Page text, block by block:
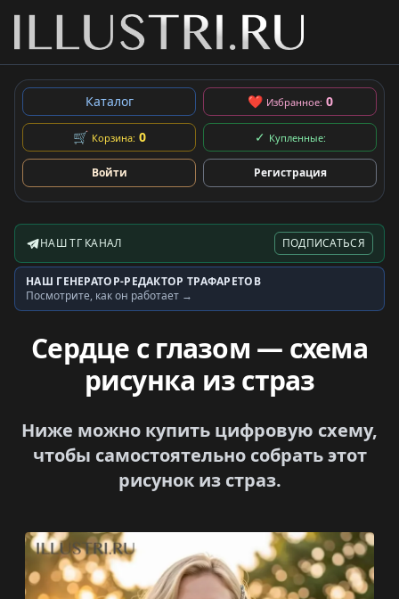
Каталог ❤ Избранное: 0
🛒 Корзина: 0 ✓ Купленные:
Войти Регистрация
Telegram-канал
НАШ ТГ КАНАЛ ПОДПИСАТЬСЯ
Генератор трафаретов
НАШ ГЕНЕРАТОР-РЕДАКТОР ТРАФАРЕТОВ
Посмотрите, как он работает →
Сердце с глазом — схема
рисунка из страз
Ниже можно купить цифровую схему,
чтобы самостоятельно собрать этот
рисунок из страз.